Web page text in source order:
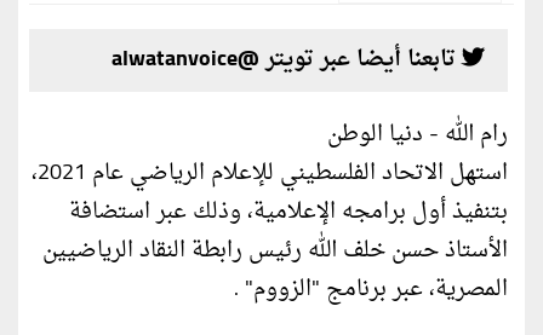
تابعنا أيضا عبر تويتر @alwatanvoice
رام الله - دنيا الوطن
استهل الاتحاد الفلسطيني للإعلام الرياضي عام 2021،
بتنفيذ أول برامجه الإعلامية، وذلك عبر استضافة
الأستاذ حسن خلف الله رئيس رابطة النقاد الرياضيين
المصرية، عبر برنامج "الزووم" .